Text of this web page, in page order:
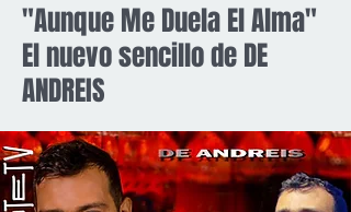
"Aunque Me Duela El Alma"
El nuevo sencillo de DE
ANDREIS